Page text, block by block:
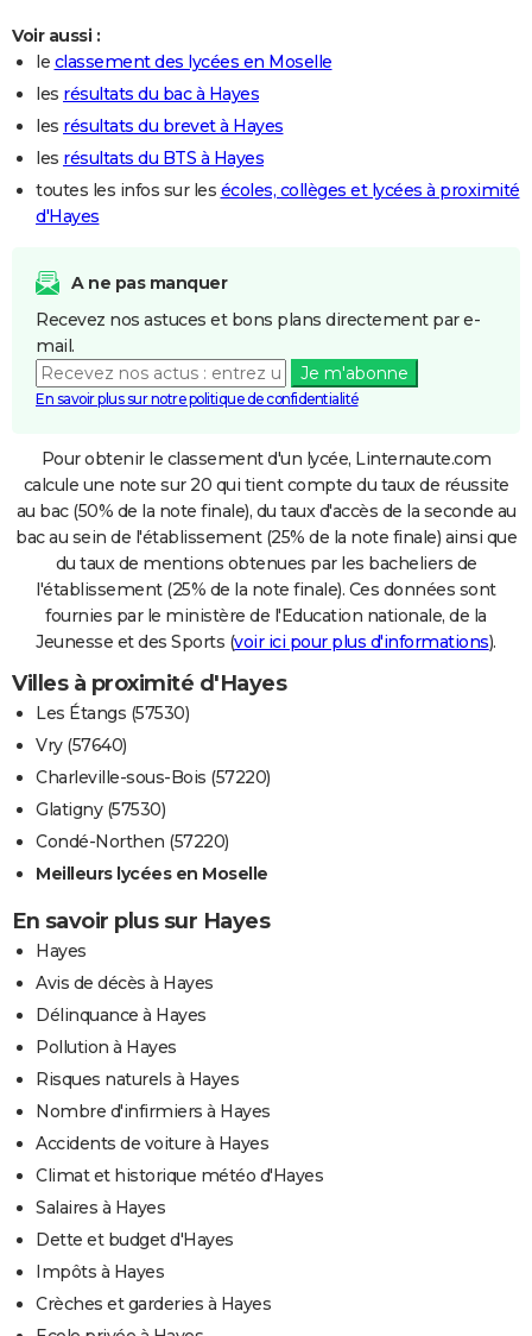
Voir aussi :
le classement des lycées en Moselle
les résultats du bac à Hayes
les résultats du brevet à Hayes
les résultats du BTS à Hayes
toutes les infos sur les écoles, collèges et lycées à proximité
d'Hayes
A ne pas manquer
Recevez nos astuces et bons plans directement par e-
mail.
Je m'abonne
En savoir plus sur notre politique de confidentialité
Pour obtenir le classement d'un lycée, Linternaute.com
calcule une note sur 20 qui tient compte du taux de réussite
au bac (50% de la note finale), du taux d'accès de la seconde au
bac au sein de l'établissement (25% de la note finale) ainsi que
du taux de mentions obtenues par les bacheliers de
l'établissement (25% de la note finale). Ces données sont
fournies par le ministère de l'Education nationale, de la
Jeunesse et des Sports (voir ici pour plus d'informations).
Villes à proximité d'Hayes
Les Étangs (57530)
Vry (57640)
Charleville-sous-Bois (57220)
Glatigny (57530)
Condé-Northen (57220)
Meilleurs lycées en Moselle
En savoir plus sur Hayes
Hayes
Avis de décès à Hayes
Délinquance à Hayes
Pollution à Hayes
Risques naturels à Hayes
Nombre d'infirmiers à Hayes
Accidents de voiture à Hayes
Climat et historique météo d'Hayes
Salaires à Hayes
Dette et budget d'Hayes
Impôts à Hayes
Crèches et garderies à Hayes